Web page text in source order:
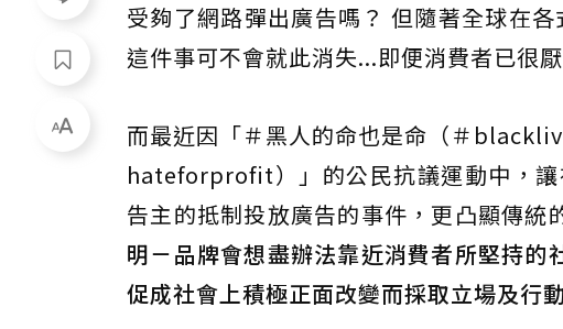
受夠了網路彈出廣告嗎？ 但隨著全球在各
這件事可不會就此消失...即便消費者已很厭
而最近因「＃黑人的命也是命（＃
hateforprofit）」的公民抗議運動中，
告主的抵制投放廣告的事件，更凸顯傳
明－品牌會想盡辦法靠近消費者所堅持
促成社會上積極正面改變而採取立場及行